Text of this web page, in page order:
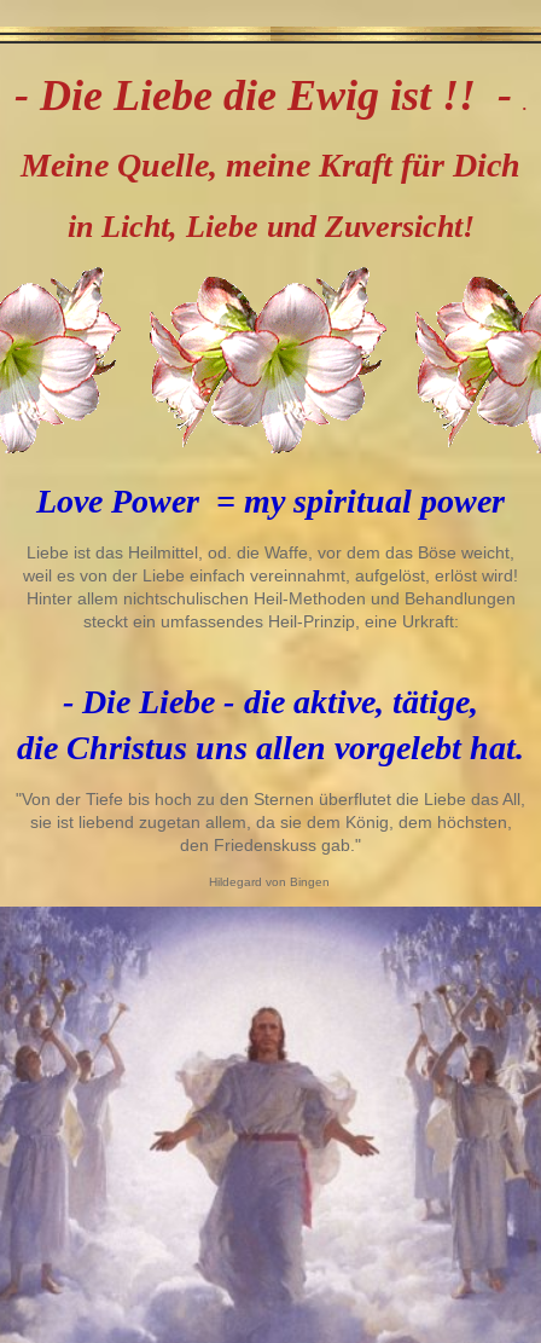
- Die Liebe die Ewig ist !! - .
Meine Quelle, meine Kraft für Dich
in Licht, Liebe und Zuversicht!
Love Power = my spiritual power
Liebe ist das Heilmittel, od. die Waffe, vor dem das Böse weicht,
weil es von der Liebe einfach vereinnahmt, aufgelöst, erlöst wird!
Hinter allem nichtschulischen Heil-Methoden und Behandlungen
steckt ein umfassendes Heil-Prinzip, eine Urkraft:
- Die Liebe - die aktive, tätige,
die Christus uns allen vorgelebt hat.
"Von der Tiefe bis hoch zu den Sternen überflutet die Liebe das All,
sie ist liebend zugetan allem, da sie dem König, dem höchsten,
den Friedenskuss gab."
Hildegard von Bingen